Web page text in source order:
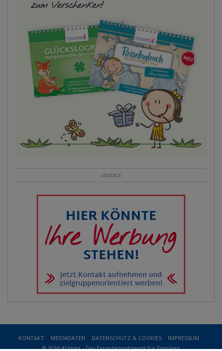
ANZEIGE
KONTAKT MEDIADATEN DATENSCHUTZ & COOKIES
IMPRESSUM
© SCHLAUmex - Das Expertennetzwerk für Familien